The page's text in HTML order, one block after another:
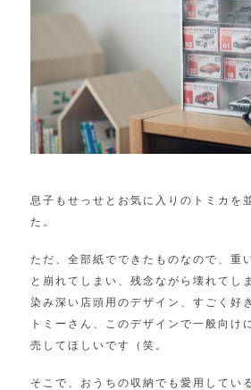
息子もせっせとお気に入りのトミカを
た。
ただ、全部紙でできたものなので、重
と崩れてしまい、残念ながら壊れてし
染み深い店頭用のデザイン、すごく好
トミーさん、このデザインで一般向け
売してほしいです（笑。
そこで、おうちの収納でも愛用してい